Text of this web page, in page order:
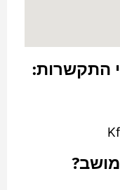
התקשרות: